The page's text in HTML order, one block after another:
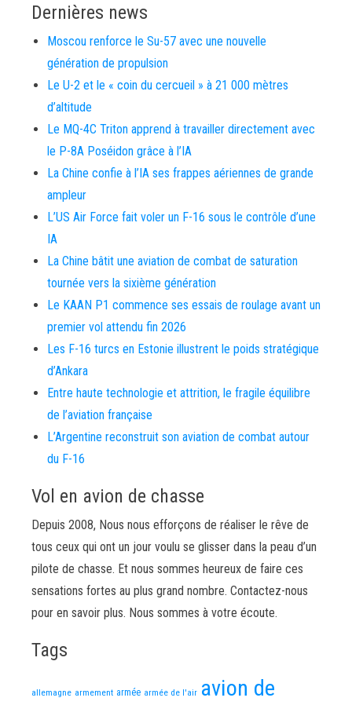
Dernières news
Moscou renforce le Su-57 avec une nouvelle
génération de propulsion
Le U-2 et le « coin du cercueil » à 21 000 mètres
d’altitude
Le MQ-4C Triton apprend à travailler directement avec
le P-8A Poséidon grâce à l’IA
La Chine confie à l’IA ses frappes aériennes de grande
ampleur
L’US Air Force fait voler un F-16 sous le contrôle d’une
IA
La Chine bâtit une aviation de combat de saturation
tournée vers la sixième génération
Le KAAN P1 commence ses essais de roulage avant un
premier vol attendu fin 2026
Les F-16 turcs en Estonie illustrent le poids stratégique
d’Ankara
Entre haute technologie et attrition, le fragile équilibre
de l’aviation française
L’Argentine reconstruit son aviation de combat autour
du F-16
Vol en avion de chasse
Depuis 2008, Nous nous efforçons de réaliser le rêve de
tous ceux qui ont un jour voulu se glisser dans la peau d’un
pilote de chasse. Et nous sommes heureux de faire ces
sensations fortes au plus grand nombre. Contactez-nous
pour en savoir plus. Nous sommes à votre écoute.
Tags
allemagne armement armée armée de l'air avion de